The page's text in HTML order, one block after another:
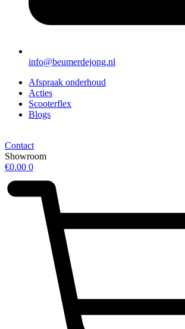
info@beumerdejong.nl
Afspraak onderhoud
Acties
Scooterflex
Blogs
Contact
Showroom
€0.00 0